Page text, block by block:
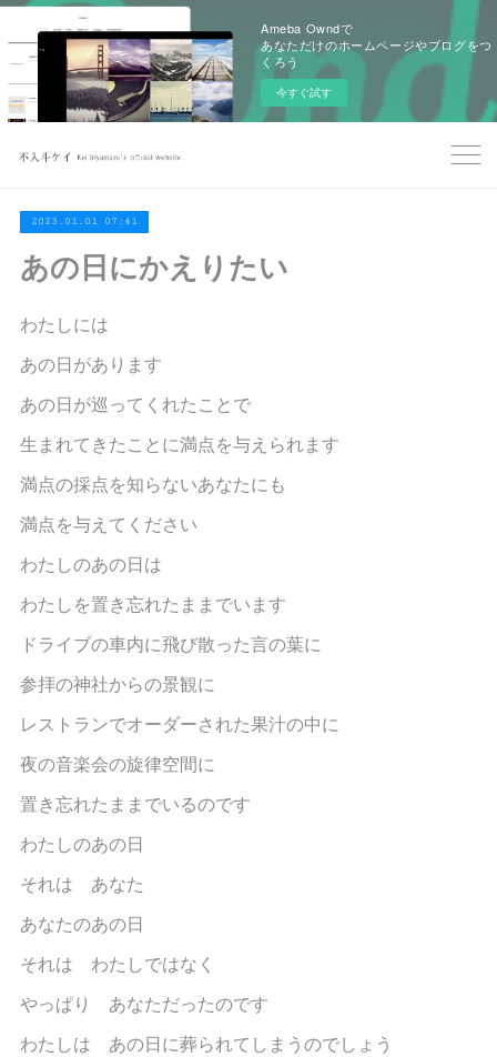
Ameba Owndで
あなただけのホームページやブログをつ
くろう
今すぐ試す
2023.01.01 07:41
あの日にかえりたい
わたしには
あの日があります
あの日が巡ってくれたことで
生まれてきたことに満点を与えられます
満点の採点を知らないあなたにも
満点を与えてください
わたしのあの日は
わたしを置き忘れたままでいます
ドライブの車内に飛び散った言の葉に
参拝の神社からの景観に
レストランでオーダーされた果汁の中に
夜の音楽会の旋律空間に
置き忘れたままでいるのです
わたしのあの日
それは あなた
あなたのあの日
それは わたしではなく
やっぱり あなただったのです
わたしは あの日に葬られてしまうのでしょう